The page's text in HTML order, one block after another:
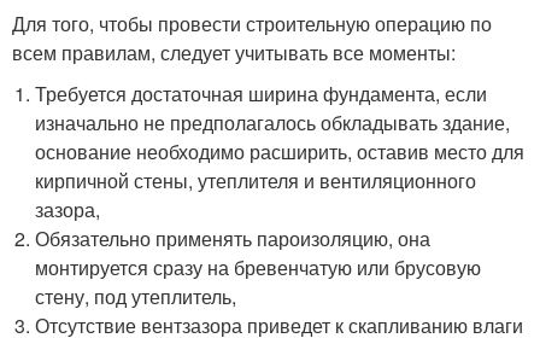
Для того, чтобы провести строительную операцию по
всем правилам, следует учитывать все моменты:
Требуется достаточная ширина фундамента, если
изначально не предполагалось обкладывать здание,
основание необходимо расширить, оставив место для
кирпичной стены, утеплителя и вентиляционного
зазора,
Обязательно применять пароизоляцию, она
монтируется сразу на бревенчатую или брусовую
стену, под утеплитель,
Отсутствие вентзазора приведет к скапливанию влаги